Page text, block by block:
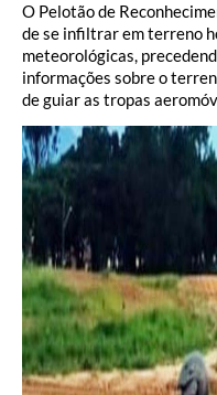
O Pelotão de
de se infiltrar em terreno
meteorológicas,
informações sobre o
de guiar as tropas